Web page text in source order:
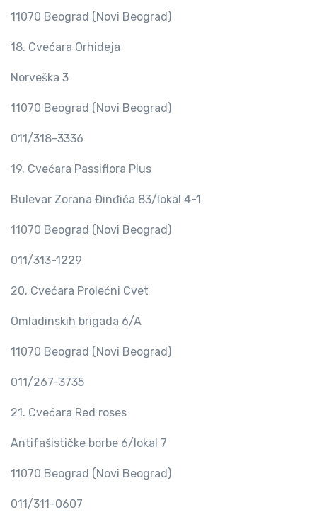
11070 Beograd (Novi Beograd)
18. Cvećara Orhideja
Norveška 3
11070 Beograd (Novi Beograd)
011/318-3336
19. Cvećara Passiflora Plus
Bulevar Zorana Đinđića 83/lokal 4-1
11070 Beograd (Novi Beograd)
011/313-1229
20. Cvećara Prolećni Cvet
Omladinskih brigada 6/A
11070 Beograd (Novi Beograd)
011/267-3735
21. Cvećara Red roses
Antifašističke borbe 6/lokal 7
11070 Beograd (Novi Beograd)
011/311-0607